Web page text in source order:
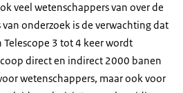
veel wetenschappers van over de
van onderzoek is de verwachting dat
3 tot 4 keer wordt
direct en indirect 2000 banen
wetenschappers, maar ook voor